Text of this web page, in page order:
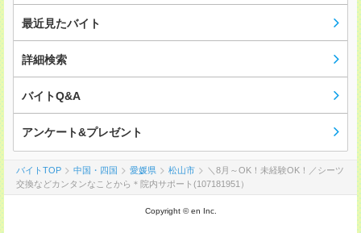
最近見たバイト
詳細検索
バイトQ&A
アンケート&プレゼント
バイトTOP 中国・四国 愛媛県 松山市
＼8月～OK！未経験OK！／シーツ
交換などカンタンなことから＊院内サポート(107181951）
Copyright © en Inc.